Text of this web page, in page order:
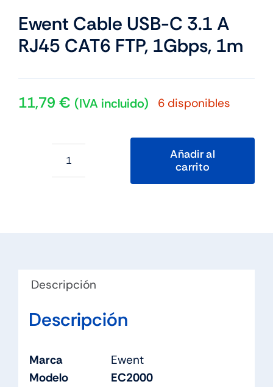
Ewent Cable USB-C 3.1 A
RJ45 CAT6 FTP, 1Gbps, 1m
11,79 € (IVA incluido) 6 disponibles
Ewent
CAT6
1Gbps,
1m
Añadir al
carrito
Descripción
Descripción
Marca
Ewent
Modelo
EC2000